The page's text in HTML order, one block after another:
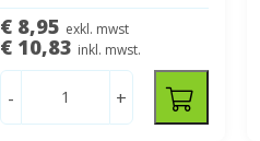
€ 8,95 exkl. mwst
€ 10,83 inkl. mwst.
- +